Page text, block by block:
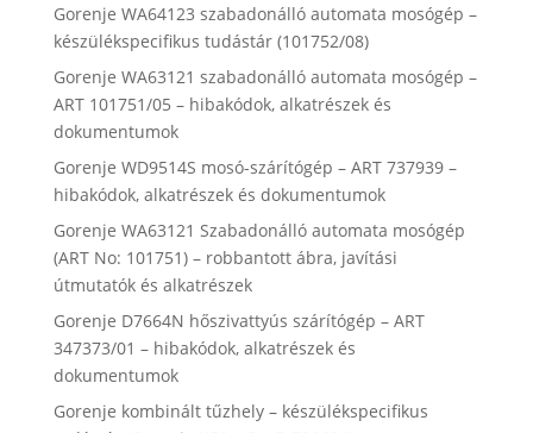
Gorenje WA64123 szabadonálló automata mosógép –
készülékspecifikus tudástár (101752/08)
Gorenje WA63121 szabadonálló automata mosógép –
ART 101751/05 – hibakódok, alkatrészek és
dokumentumok
Gorenje WD9514S mosó-szárítógép – ART 737939 –
hibakódok, alkatrészek és dokumentumok
Gorenje WA63121 Szabadonálló automata mosógép
(ART No: 101751) – robbantott ábra, javítási
útmutatók és alkatrészek
Gorenje D7664N hőszivattyús szárítógép – ART
347373/01 – hibakódok, alkatrészek és
dokumentumok
Gorenje kombinált tűzhely – készülékspecifikus